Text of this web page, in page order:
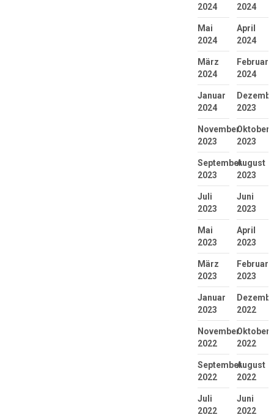
2024
2024
Mai
2024
April
2024
März
2024
Februar
2024
Januar
2024
2023
November
2023
Oktober
2023
September
2023
August
2023
Juli
2023
Juni
2023
Mai
2023
April
2023
März
2023
Februar
2023
Januar
2023
2022
November
2022
Oktober
2022
September
2022
August
2022
Juli
2022
Juni
2022